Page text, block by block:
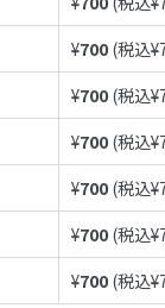
¥700 (税込¥
¥700 (税込¥
¥700 (税込¥
¥700 (税込¥
¥700 (税込¥
¥700 (税込¥